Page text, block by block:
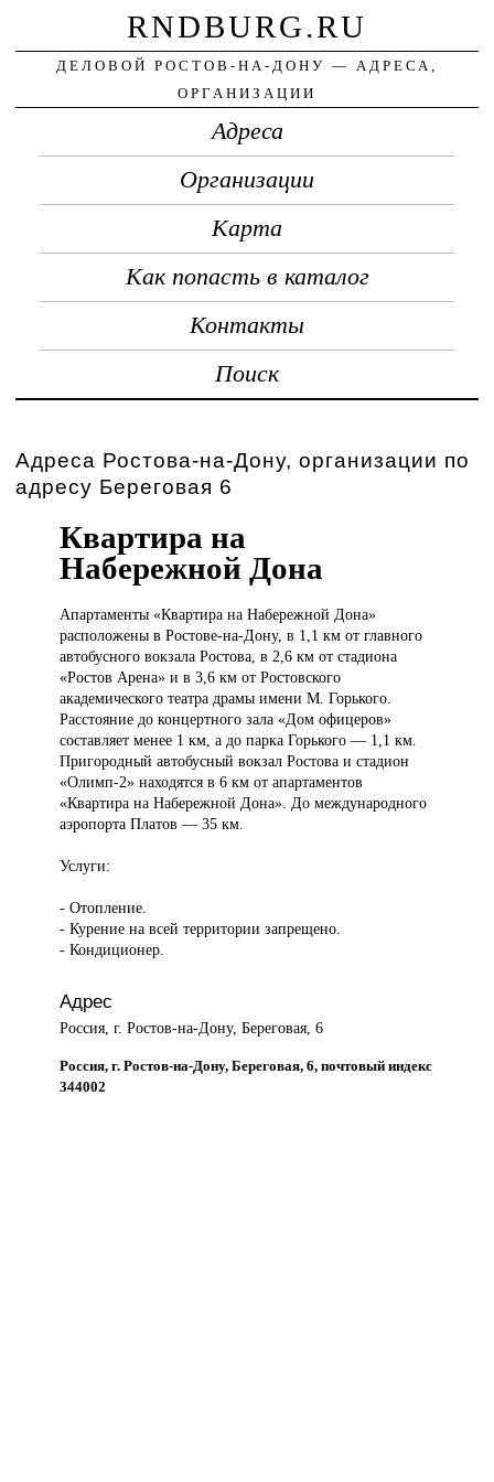
RNDBURG.RU
ДЕЛОВОЙ РОСТОВ-НА-ДОНУ — АДРЕСА,
ОРГАНИЗАЦИИ
Адреса
Организации
Карта
Как попасть в каталог
Контакты
Поиск
Адреса Ростова-на-Дону, организации по
адресу Береговая 6
Квартира на
Набережной Дона
Апартаменты «Квартирана Набережной Дона»
расположены в Ростове-на-Дону, в 1,1 км от главного
автобусного вокзала Ростова, в 2,6 км от стадиона
«Ростов Арена» и в 3,6 км от Ростовского
академического театра драмы имени М. Горького.
Расстояние до концертного зала «Дом офицеров»
составляет менее 1 км, а до парка Горького — 1,1 км.
Пригородный автобусный вокзал Ростова и стадион
«Олимп-2» находятся в 6 км от апартаментов
«Квартира на Набережной Дона». До международного
аэропорта Платов — 35 км.
Услуги:
- Отопление.
- Курение на всей территории запрещено.
- Кондиционер.
Адрес
Россия, г. Ростов-на-Дону, Береговая, 6
Россия, г. Ростов-на-Дону, Береговая, 6, почтовый индекс
344002